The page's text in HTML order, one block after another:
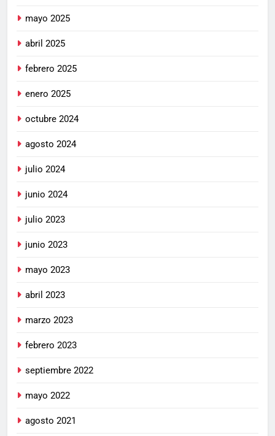
mayo 2025
abril 2025
febrero 2025
enero 2025
octubre 2024
agosto 2024
julio 2024
junio 2024
julio 2023
junio 2023
mayo 2023
abril 2023
marzo 2023
febrero 2023
septiembre 2022
mayo 2022
agosto 2021